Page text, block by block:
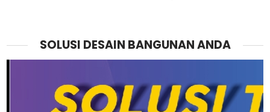
SOLUSI DESAIN BANGUNAN ANDA